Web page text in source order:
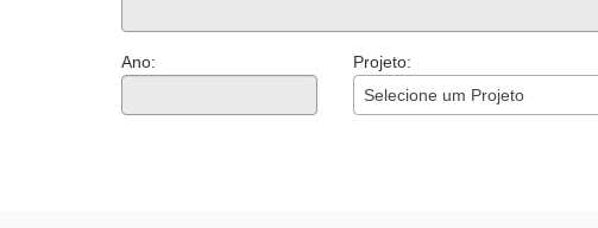
Ano:
Projeto:
Selecione um Projeto